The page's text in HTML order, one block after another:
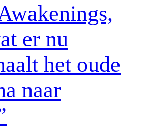
er nu
het oude
naar